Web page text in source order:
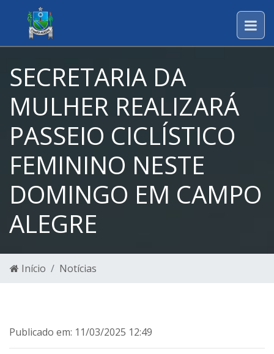
SECRETARIA DA
MULHER REALIZARÁ
PASSEIO CICLÍSTICO
FEMININO NESTE
DOMINGO EM CAMPO
ALEGRE
Início Notícias
Publicado em: 11/03/2025 12:49